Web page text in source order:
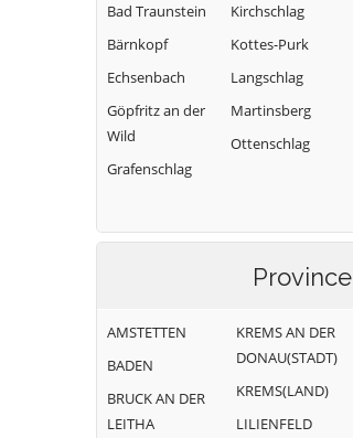
Bad Traunstein
Bärnkopf
Echsenbach
Göpfritz an der
Wild
Grafenschlag
Kirchschlag
Kottes-Purk
Langschlag
Martinsberg
Ottenschlag
Province
AMSTETTEN
BADEN
BRUCK AN DER
LEITHA
KREMS AN DER
DONAU(STADT)
KREMS(LAND)
LILIENFELD